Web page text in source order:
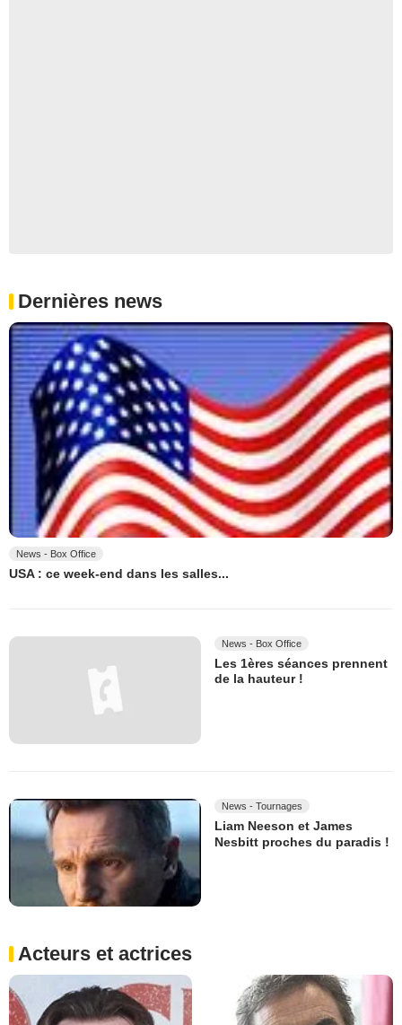
Dernières news
News - Box Office
USA : ce week-end dans les salles...
News - Box Office
Les 1ères séances prennent
de la hauteur !
News - Tournages
Liam Neeson et James
Nesbitt proches du paradis !
Acteurs et actrices